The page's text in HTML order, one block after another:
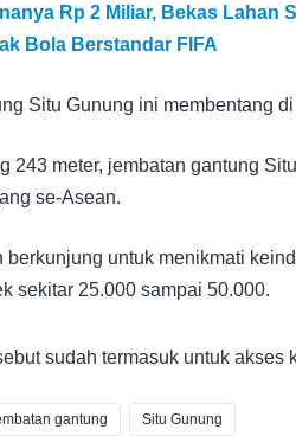
Rp 2 Miliar, Bekas Lahan
Bola Berstandar FIFA
Situ Gunung ini membentang
243 meter, jembatan gantung
se-Asean.
berkunjung untuk menikmati
sekitar 25.000 sampai 50.000.
sudah termasuk untuk akses
gantung Situ Gunung